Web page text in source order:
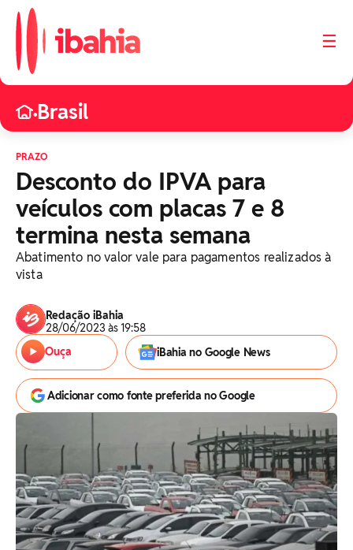
☰
•Brasil
PRAZO
Desconto do IPVA para
veículos com placas 7 e 8
termina nesta semana
Abatimento no valor vale para pagamentos realizados à
vista
Redação iBahia
28/06/2023 às 19:58
Ouça
iBahia no Google News
Adicionar como fonte preferida no Google